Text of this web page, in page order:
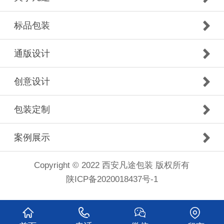
标品包装
通版设计
创意设计
包装定制
案例展示
Copyright © 2022 西安凡途包装 版权所有
陕ICP备2020018437号-1